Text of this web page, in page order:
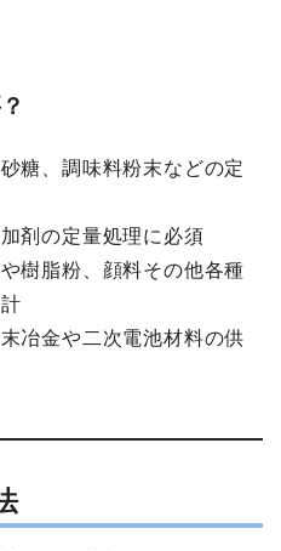
砂糖、調味料粉末などの定
加剤の定量処理に必須
や樹脂粉、顔料その他各種
末冶金や二次電池材料の供